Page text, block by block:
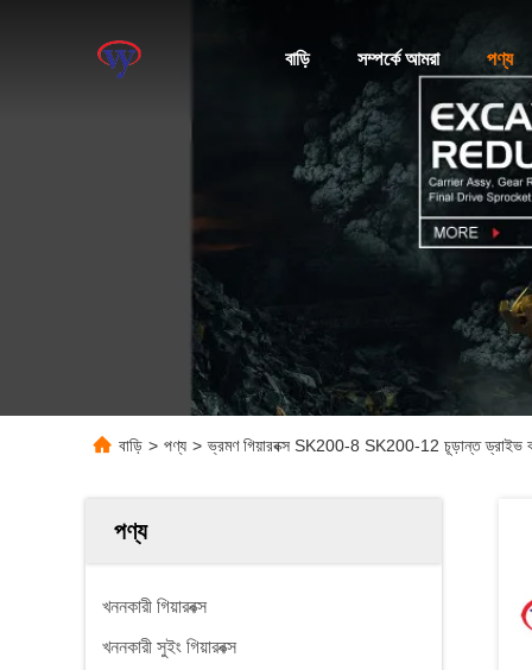
বাড়ি সম্পর্কে আমরা পণ্য
বাড়ি > পণ্য > ভ্রমণ গিয়ারবক্স SK200-8 SK200-12 চূড়ান্ত
পণ্য
খননকারী গিয়ারবক্স
খননকারী সুইং গিয়ারবক্স